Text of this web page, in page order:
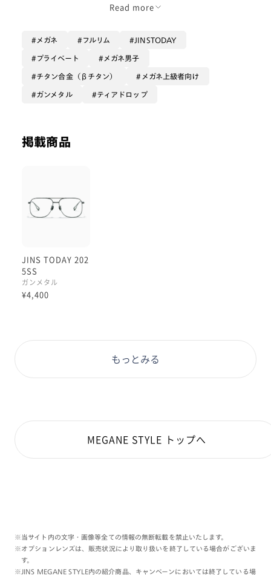
今流行りのY2Kからアメカジ、古着など色んなコーデの
アクセントになること間違いなし🫶
一部店舗限定フレームなのでなるべくお早めにゲットし
Read more
メガネ フルリム JINSTODAY
プライベート メガネ男子
チタン合金（βチタン） メガネ上級者向け
ガンメタル ティアドロップ
掲載商品
JINS TODAY 202
5SS
ガンメタル
¥4,400
もっとみる
MEGANE STYLE トップへ
※当サイト内の文字・画像等全ての情報の無断転載を禁止いたします。
※オプションレンズは、販売状況により取り扱いを終了している場合がございま
す。
※JINS MEGANE STYLE内の紹介商品、キャンペーンにおいては終了している場